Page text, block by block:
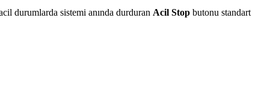
durumlarda sistemi anında durduran Acil Stop butonu standart